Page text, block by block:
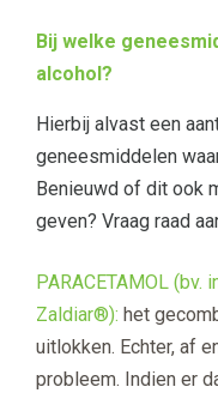
Bij welke
alcohol?
Hierbij alvast een
geneesmiddelen
Benieuwd of dit ook
geven? Vraag raad
PARACETAMOL
Zaldiar®): het
uitlokken. Echter, af
probleem. Indien er